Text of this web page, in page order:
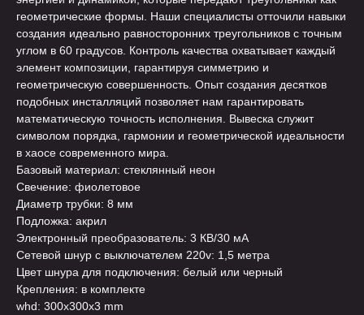
геометрические формы. Наши специалисты отточили навыки
создания идеально равносторонних треугольников с точным
углом в 60 градусов. Контроль качества охватывает каждый
элемент композиции, гарантируя симметрию и
геометрическую совершенность. Опыт создания десятков
подобных инсталляций позволяет нам гарантировать
математическую точность исполнения. Вывеска служит
символом порядка, гармонии и геометрической идеальности
в хаосе современного мира.
Базовый материал: стеклянный неон
Свечение: фиолетовое
Диаметр трубки: 8 мм
Подложка: акрил
Электронный преобразователь: 3 КВ/30 мА
Сетевой шнур с выключателем 220v: 1,5 метра
Цвет шнура для подключения: белый или черный
Крепления: в комплекте
whd: 300x300x3 mm